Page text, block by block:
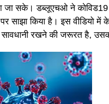
जा सके। डब्लूएचओ ने
साझा किया है। इस वीडियो में
रखने की जरूरत है, उसकी